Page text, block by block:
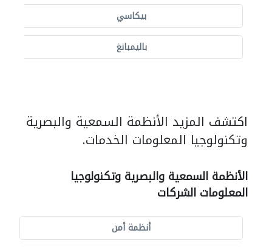
بيكاسي
باليمبانغ
اكتشف المزيد الأنظمة السمعية والبصرية
وتكنولوجيا المعلومات الخدمات.
الأنظمة السمعية والبصرية وتكنولوجيا
المعلومات الشركات
أنظمة أمن